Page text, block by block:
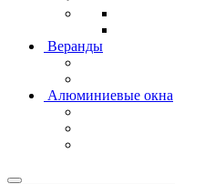
Веранды
Алюминиевые окна